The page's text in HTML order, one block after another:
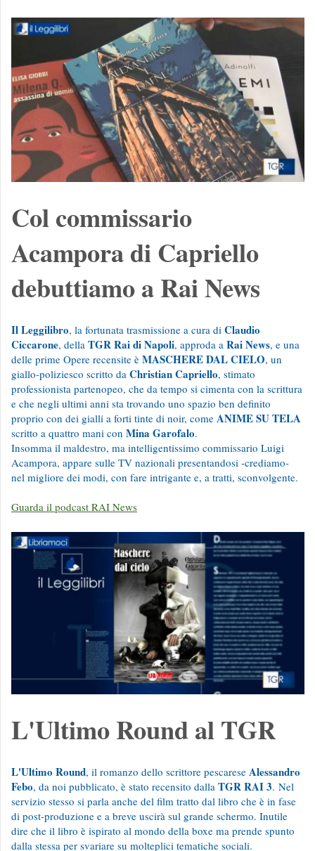
Col commissario
Acampora di Capriello
debuttiamo a Rai News
Il Leggilibro, la fortunata trasmissione a cura di Claudio
Ciccarone, della TGR Rai di Napoli, approda a Rai News, e una
delle prime Opere recensite è MASCHERE DAL CIELO, un
giallo-poliziesco scritto da Christian Capriello, stimato
professionista partenopeo, che da tempo si cimenta con la scrittura
e che negli ultimi anni sta trovando uno spazio ben definito
proprio con dei gialli a forti tinte di noir, come ANIME SU TELA
scritto a quattro mani con Mina Garofalo.
Insomma il maldestro, ma intelligentissimo commissario Luigi
Acampora, appare sulle TV nazionali presentandosi -crediamo-
nel migliore dei modi, con fare intrigante e, a tratti, sconvolgente.
Guarda il podcast RAI News
L'Ultimo Round al TGR
L'Ultimo Round, il romanzo dello scrittore pescarese Alessandro
Febo, da noi pubblicato, è stato recensito dalla TGR RAI 3. Nel
servizio stesso si parla anche del film tratto dal libro che è in fase
di post-produzione e a breve uscirà sul grande schermo. Inutile
dire che il libro è ispirato al mondo della boxe ma prende spunto
dalla stessa per svariare su molteplici tematiche sociali.